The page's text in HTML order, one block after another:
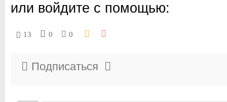
или войдите с помощью:
13 0 0
Подписаться